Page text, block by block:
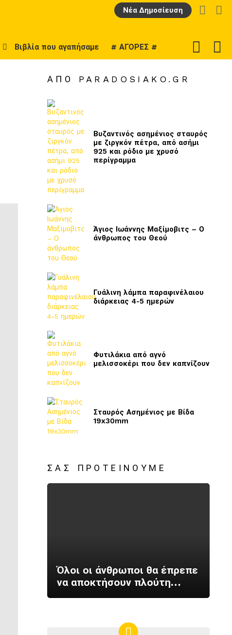
Νέα Δημοσίευση
LOGIN
Βιβλία που αγαπήσαμε # ΑΓΟΡΕΣ #
SKIN
ΑΠΌ PARADOSIAKO.GR
Βυζαντινός ασημένιος σταυρός
με ζιργκόν πέτρα, από ασήμι
925 και ρόδιο με χρυσό
περίγραμμα
Άγιος Ιωάννης Μαξίμοβιτς – Ο
άνθρωπος του Θεού
Γυάλινη λάμπα παραφινέλαιου
διάρκειας 4-5 ημερών
Φυτιλάκια από αγνό
μελισσοκέρι που δεν καπνίζουν
Σταυρός Ασημένιος με Βίδα
19x30mm
ΣΑΣ ΠΡΟΤΕΊΝΟΥΜΕ
Όλοι οι άνθρωποι θα έπρεπε
να αποκτήσουν πλούτη…